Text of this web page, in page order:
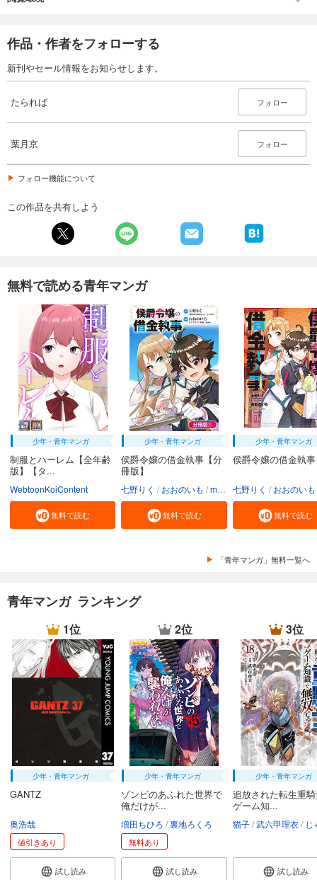
作品・作者をフォローする
新刊やセール情報をお知らせします。
たられば フォロー
葉月京 フォロー
フォロー機能について
この作品を共有しよう
無料で読める青年マンガ
少年・青年マンガ
制服とハーレム【全年齢
版】【タ...
WebtoonKoiContent
無料で読む
少年・青年マンガ
侯爵令嬢の借金執事【分
冊版】
七野りく おおのいも mmu
無料で読む
少年・青年マンガ
侯爵令嬢の借金執事
七野りく おおのいも
無料で読む
「青年マンガ」無料一覧へ
青年マンガ ランキング
1位
少年・青年マンガ
GANTZ
奥浩哉
値引きあり
試し読み
2位
少年・青年マンガ
ゾンビのあふれた世界で
俺だけが...
増田ちひろ 裏地ろくろ
無料あり
試し読み
3位
少年・青年マンガ
追放された転生重
ゲーム知...
猫子 武六甲理衣 じゃ
試し読み